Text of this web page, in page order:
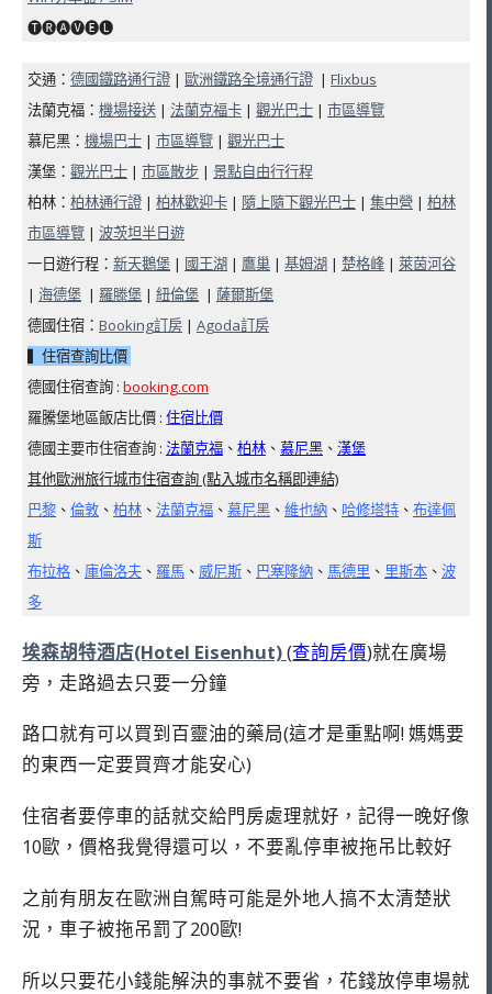
🅣🅡🅐🅥🅔🅛
交通： 德國鐵路通行證 | 歐洲鐵路全境通行證 | Flixbus
法蘭克福： 機場接送 | 法蘭克福卡 | 觀光巴士 | 市區導覽
慕尼黑： 機場巴士 | 市區導覽 | 觀光巴士
漢堡： 觀光巴士 | 市區散步 | 景點自由行行程
柏林： 柏林通行證 | 柏林歡迎卡 | 隨上隨下觀光巴士 | 集中營 | 柏林
市區導覽 | 波茨坦半日遊
一日遊行程： 新天鵝堡 | 國王湖 | 鷹巢 | 基姆湖 | 楚格峰 | 萊茵河谷
| 海德堡 | 羅滕堡 | 紐倫堡 | 薩爾斯堡
德國住宿： Booking訂房 | Agoda訂房
▍住宿查詢比價
德國住宿查詢 : booking.com
羅騰堡地區飯店比價 : 住宿比價
德國主要市住宿查詢 : 法蘭克福 、 柏林 、 慕尼黑 、 漢堡
其他歐洲旅行城市住宿查詢 (點入城市名稱即連結)
巴黎 、 倫敦 、 柏林 、 法蘭克福 、 慕尼黑 、 維也納 、 哈修塔特 、 布達佩
斯
布拉格 、 庫倫洛夫 、 羅馬 、 威尼斯 、 巴塞隆納 、 馬德里 、 里斯本 、 波
多
埃森胡特酒店(Hotel Eisenhut)(查詢房價)就在廣場
旁，走路過去只要一分鐘
路口就有可以買到百靈油的藥局(這才是重點啊! 媽媽要
的東西一定要買齊才能安心)
住宿者要停車的話就交給門房處理就好，記得一晚好像
10歐，價格我覺得還可以，不要亂停車被拖吊比較好
之前有朋友在歐洲自駕時可能是外地人搞不太清楚狀
況，車子被拖吊罰了200歐!
所以只要花小錢能解決的事就不要省，花錢放停車場就